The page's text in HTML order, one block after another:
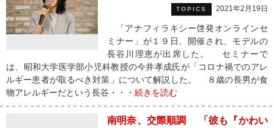
TOPICS 2021年2月19日
「アナフィラキシー啓発オンラインセ
ミナー」が１９日、開催され、モデルの
長谷川理恵が出席した。 セミナーで
は、昭和大学医学部小児科教授の今井孝成氏が「コロナ禍でのアレ
ルギー患者が取るべき対策」について解説した。 ８歳の長男が食
物アレルギーだという長谷・・・ 続きを読む
南明奈、交際順調 「彼も『かわい